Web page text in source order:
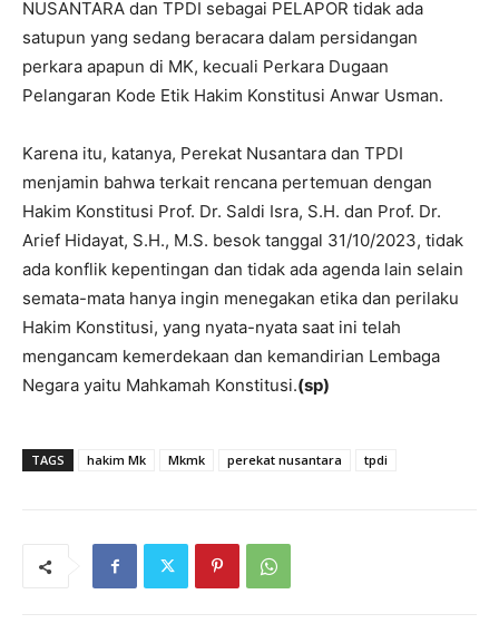
NUSANTARA dan TPDI sebagai PELAPOR tidak ada
satupun yang sedang beracara dalam persidangan
perkara apapun di MK, kecuali Perkara Dugaan
Pelangaran Kode Etik Hakim Konstitusi Anwar Usman.
Karena itu, katanya, Perekat Nusantara dan TPDI
menjamin bahwa terkait rencana pertemuan dengan
Hakim Konstitusi Prof. Dr. Saldi Isra, S.H. dan Prof. Dr.
Arief Hidayat, S.H., M.S. besok tanggal 31/10/2023, tidak
ada konflik kepentingan dan tidak ada agenda lain selain
semata-mata hanya ingin menegakan etika dan perilaku
Hakim Konstitusi, yang nyata-nyata saat ini telah
mengancam kemerdekaan dan kemandirian Lembaga
Negara yaitu Mahkamah Konstitusi.(sp)
TAGS hakim Mk Mkmk perekat nusantara tpdi